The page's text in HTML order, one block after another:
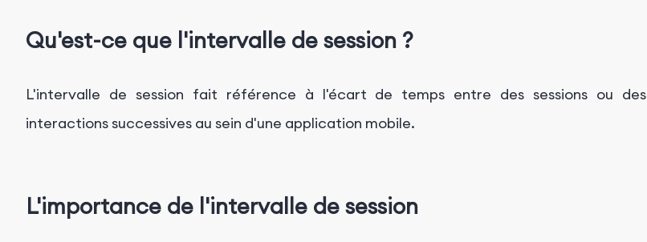
Qu'est-ce que l'intervalle de session ?
L'intervalle de session fait référence à l'écart de temps entre des sessions ou des
interactions successives au sein d'une application mobile.
L'importance de l'intervalle de session